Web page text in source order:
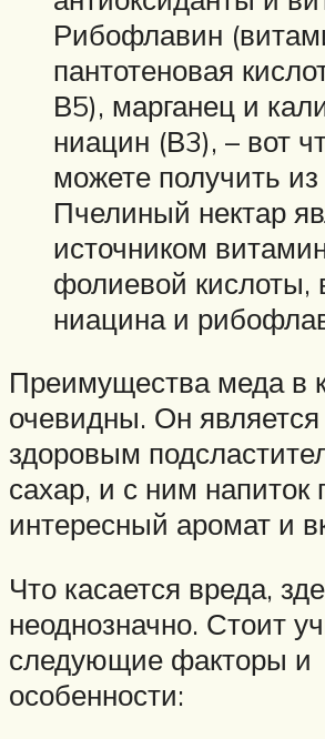
Рибофлавин
пантотеновая
В5), марганец и
ниацин (В3), – вот
можете получить из
Пчелиный нектар
источником
фолиевой кислоты,
ниацина и
Преимущества меда в
очевидны. Он
здоровым
сахар, и с ним напиток
интересный аромат и
Что касается вреда,
неоднозначно. Стоит
следующие факторы и
особенности: